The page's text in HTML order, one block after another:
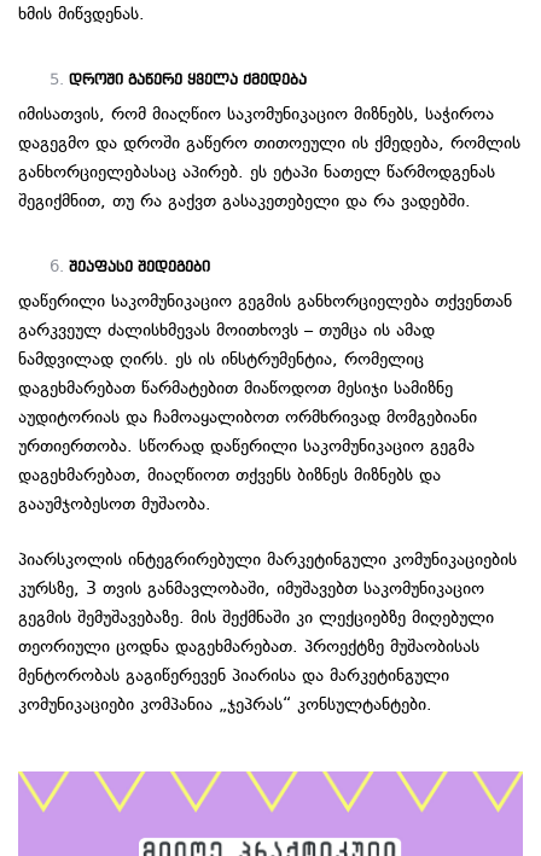
ხმის მიწვდენას.
დროში გაწერე ყველა ქმედება
იმისათვის, რომ მიაღწიო საკომუნიკაციო მიზნებს, საჭიროა
დაგეგმო და დროში გაწერო თითოეული ის ქმედება, რომლის
განხორციელებასაც აპირებ. ეს ეტაპი ნათელ წარმოდგენას
შეგიქმნით, თუ რა გაქვთ გასაკეთებელი და რა ვადებში.
შეაფასე შედეგები
დაწერილი საკომუნიკაციო გეგმის განხორციელება თქვენთან
გარკვეულ ძალისხმევას მოითხოვს – თუმცა ის ამად
ნამდვილად ღირს. ეს ის ინსტრუმენტია, რომელიც
დაგეხმარებათ წარმატებით მიაწოდოთ მესიჯი სამიზნე
აუდიტორიას და ჩამოაყალიბოთ ორმხრივად მომგებიანი
ურთიერთობა. სწორად დაწერილი საკომუნიკაციო გეგმა
დაგეხმარებათ, მიაღწიოთ თქვენს ბიზნეს მიზნებს და
გააუმჯობესოთ მუშაობა.
პიარსკოლის ინტეგრირებული მარკეტინგული კომუნიკაციების
კურსზე, 3 თვის განმავლობაში, იმუშავებთ საკომუნიკაციო
გეგმის შემუშავებაზე. მის შექმნაში კი ლექციებზე მიღებული
თეორიული ცოდნა დაგეხმარებათ. პროექტზე მუშაობისას
მენტორობას გაგიწერევენ პიარისა და მარკეტინგული
კომუნიკაციები კომპანია „ჯეპრას“ კონსულტანტები.